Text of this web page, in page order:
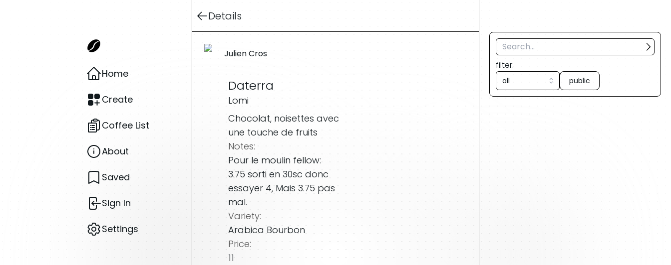
Home
Create
Coffee List
About
Saved
Sign In
Settings
Details
Julien Cros
Daterra
Lomi
Chocolat, noisettes avec
une touche de fruits
Notes:
Pour le moulin fellow:
3.75 sorti en 30sc donc
essayer 4, Mais 3.75 pas
mal.
Variety:
Arabica Bourbon
Price:
11
filter:
all public